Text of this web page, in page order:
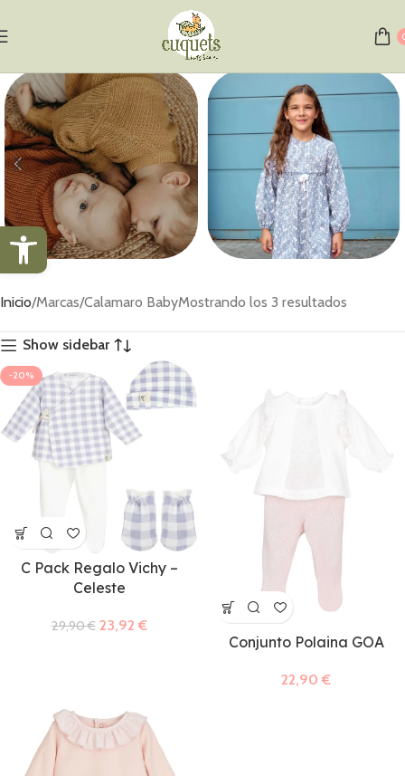
Abrir barra de herramientas
Inicio Marcas Calamaro BabyMostrando los 3 resultados
Show sidebar
-20%
C Pack Regalo Vichy –
Celeste
29,90€ 23,92€
Conjunto Polaina GOA
22,90€